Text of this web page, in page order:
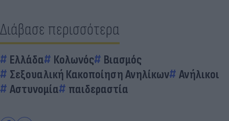
Διάβασε περισσότερα
Ελλάδα Κολωνός
Βιασμός
Σεξουαλική Κακοποίηση Ανηλίκων
Ανήλικοι
Αστυνομία
παιδεραστία